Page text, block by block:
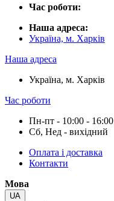
Час роботи:
Наша адреса:
Україна, м. Харків
Наша адреса
Україна, м. Харків
Час роботи
Пн-пт - 10:00 - 16:00
Сб, Нед - вихідний
Оплата і доставка
Контакти
Мова
UA